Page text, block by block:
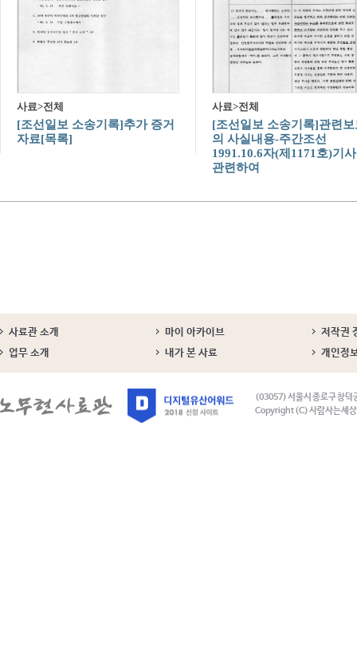
사료>전체
[조선일보 소송기록]추가 증거
자료[목록]
사료>전체
[조선일보 소송기록]관련보
의 사실내용-주간조선
1991.10.6자(제1171호)기
관련하여
사료관 소개 마이 아카이브
저작권
업무 소개
내가 본 사료 개인정
(03057) 서울시 종로구 창덕
Copyright (C) 사람사는세